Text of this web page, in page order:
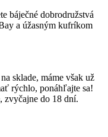
báječné dobrodružstvá
a úžasným kufríkom
sklade, máme však už
rýchlo, ponáhľajte sa!
zvyčajne do 18 dní.